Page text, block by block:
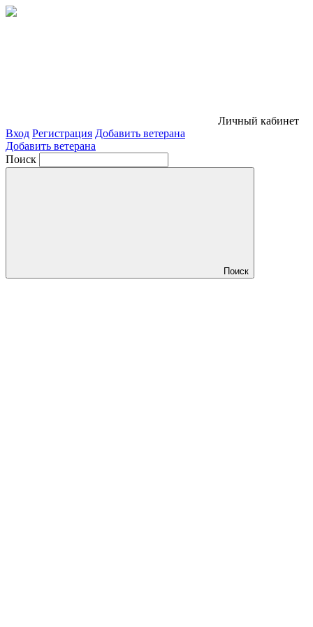
Личный кабинет
Вход Регистрация Добавить ветерана
Добавить ветерана
Поиск
Поиск